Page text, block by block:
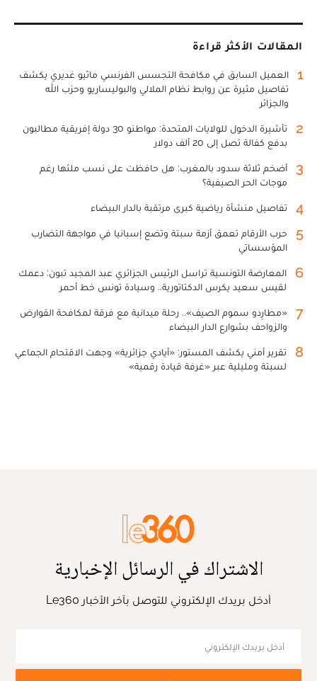
المقالات الأكثر قراءة
1
العميل السابق في مكافحة التجسس الفرنسي ماثيو غديري يكشف
تفاصيل مثيرة عن روابط نظام الملالي والبوليساريو وحزب الله
والجزائر
2
تأشيرة الدخول للولايات المتحدة: مواطنو 30 دولة إفريقية مطالبون
بدفع كفالة تصل إلى 20 ألف دولار
3
أضخم ثلاثة سدود بالمغرب: هل حافظت على نسب ملئها رغم
موجات الحر الصيفية؟
4 تفاصيل منشأة رياضية كبرى مرتقبة بالدار البيضاء
5
حرب الأرقام تعمق أزمة سبتة وتضع إسبانيا في مواجهة التضارب
المؤسساتي
6
المعارضة التونسية تراسل الرئيس الجزائري عبد المجيد تبون: دعمك
لقيس سعيد يكرس الدكتاتورية.. وسيادة تونس خط أحمر
7
«مطارِدو سموم الصيف».. رحلة ميدانية مع فرقة لمكافحة القوارض
والزواحف بشوارع الدار البيضاء
8
تقرير أمني يكشف المستور: «أيادي جزائرية» وجهت الاقتحام الجماعي
لسبتة ومليلية عبر «غرفة قيادة رقمية»
الاشتراك في الرسائل الإخبارية
أدخل بريدك الإلكتروني للتوصل بآخر الأخبار Le360